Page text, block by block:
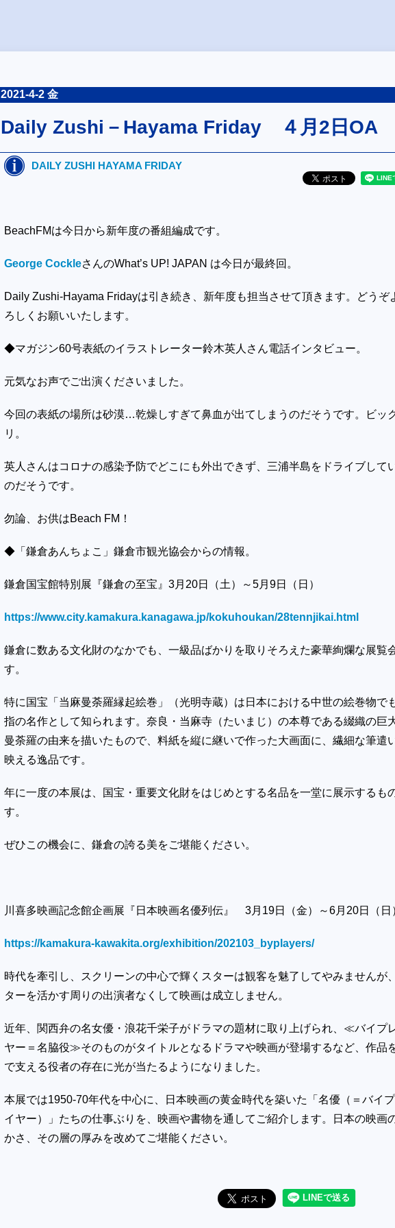
2021-4-2 金
Daily Zushi－Hayama Friday ４月2日OA
DAILY ZUSHI HAYAMA FRIDAY
BeachFMは今日から新年度の番組編成です。
George CockleさんのWhat’s UP! JAPAN は今日が最終回。
Daily Zushi-Hayama Fridayは引き続き、新年度も担当させて頂きます。どうぞ
ろしくお願いいたします。
◆マガジン60号表紙のイラストレーター鈴木英人さん電話インタビュー。
元気なお声でご出演くださいました。
今回の表紙の場所は砂漠…乾燥しすぎて鼻血が出てしまうのだそうです。ビッ
リ。
英人さんはコロナの感染予防でどこにも外出できず、三浦半島をドライブして
のだそうです。
勿論、お供はBeach FM！
◆「鎌倉あんちょこ」鎌倉市観光協会からの情報。
鎌倉国宝館特別展『鎌倉の至宝』 3月 20日（土）～5月 9日（日）
https://www.city.kamakura.kanagawa.jp/kokuhoukan/28tennjikai.html
鎌倉に数ある文化財のなかでも、一級品ばかりを取りそろえた豪華絢爛な展覧
す。
特に国宝「当麻曼荼羅縁起絵巻」（光明寺蔵）は日本における中世の絵巻物で
指の名作として知られます。奈良・当麻寺（たいまじ）の本尊である綴織の巨
曼荼羅の由来を描いたもので、料紙を縦に継いで作った大画面に、繊細な筆遣
映える逸品です。
年に一度の本展は、国宝・重要文化財をはじめとする名品を一堂に展示するも
す。
ぜひこの機会に、鎌倉の誇る美をご堪能ください。
川喜多映画記念館企画展『日本映画名優列伝』 3月 19日（金）～6月 20日（日
https://kamakura-kawakita.org/exhibition/202103_byplayers/
時代を牽引し、スクリーンの中心で輝くスターは観客を魅了してやみませんが
ターを活かす周りの出演者なくして映画は成立しません。
近年、関西弁の名女優・浪花千栄子がドラマの題材に取り上げられ、≪バイプ
ヤー＝名脇役≫そのものがタイトルとなるドラマや映画が登場するなど、作品
で支える役者の存在に光が当たるようになりました。
本展では1950-70年代を中心に、日本映画の黄金時代を築いた「名優（＝バイ
イヤー）」たちの仕事ぶりを、映画や書物を通してご紹介します。日本の映画
かさ、その層の厚みを改めてご堪能ください。